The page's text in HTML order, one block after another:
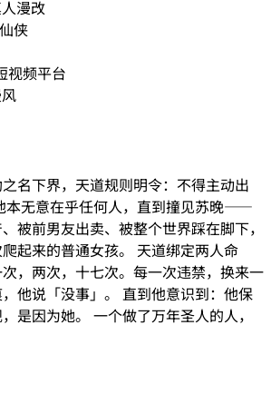
漫改
侠
视频平台
名下界，天道规则明令：不得主动出
本无意在乎任何人，直到撞见苏晚——
被前男友出卖、被整个世界踩在脚下，
起来的普通女孩。 天道绑定两人命
，两次，十七次。每一次违禁，换来一
他说「没事」。 直到他意识到：他保
是因为她。 一个做了万年圣人的人，